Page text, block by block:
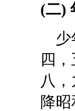
(二)
少
四
八
降